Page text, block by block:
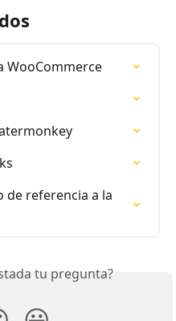
WooCommerce
de referencia a la
tu pregunta?